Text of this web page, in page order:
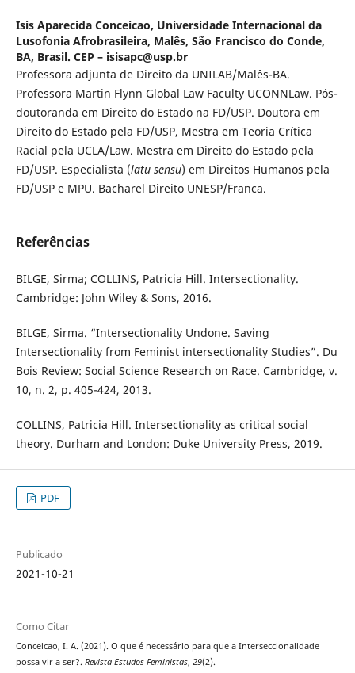
Isis Aparecida Conceicao, Universidade Internacional da
Lusofonia Afrobrasileira, Malês, São Francisco do Conde,
BA, Brasil. CEP – isisapc@usp.br
Professora adjunta de Direito da UNILAB/Malês-BA.
Professora Martin Flynn Global Law Faculty UCONNLaw. Pós-
doutoranda em Direito do Estado na FD/USP. Doutora em
Direito do Estado pela FD/USP, Mestra em Teoria Crítica
Racial pela UCLA/Law. Mestra em Direito do Estado pela
FD/USP. Especialista (latu sensu) em Direitos Humanos pela
FD/USP e MPU. Bacharel Direito UNESP/Franca.
Referências
BILGE, Sirma; COLLINS, Patricia Hill. Intersectionality.
Cambridge: John Wiley & Sons, 2016.
BILGE, Sirma. “Intersectionality Undone. Saving
Intersectionality from Feminist intersectionality Studies”. Du
Bois Review: Social Science Research on Race. Cambridge, v.
10, n. 2, p. 405-424, 2013.
COLLINS, Patricia Hill. Intersectionality as critical social
theory. Durham and London: Duke University Press, 2019.
PDF
Publicado
2021-10-21
Como Citar
Conceicao, I. A. (2021). O que é necessário para que a Interseccionalidade
possa vir a ser?. Revista Estudos Feministas, 29(2).